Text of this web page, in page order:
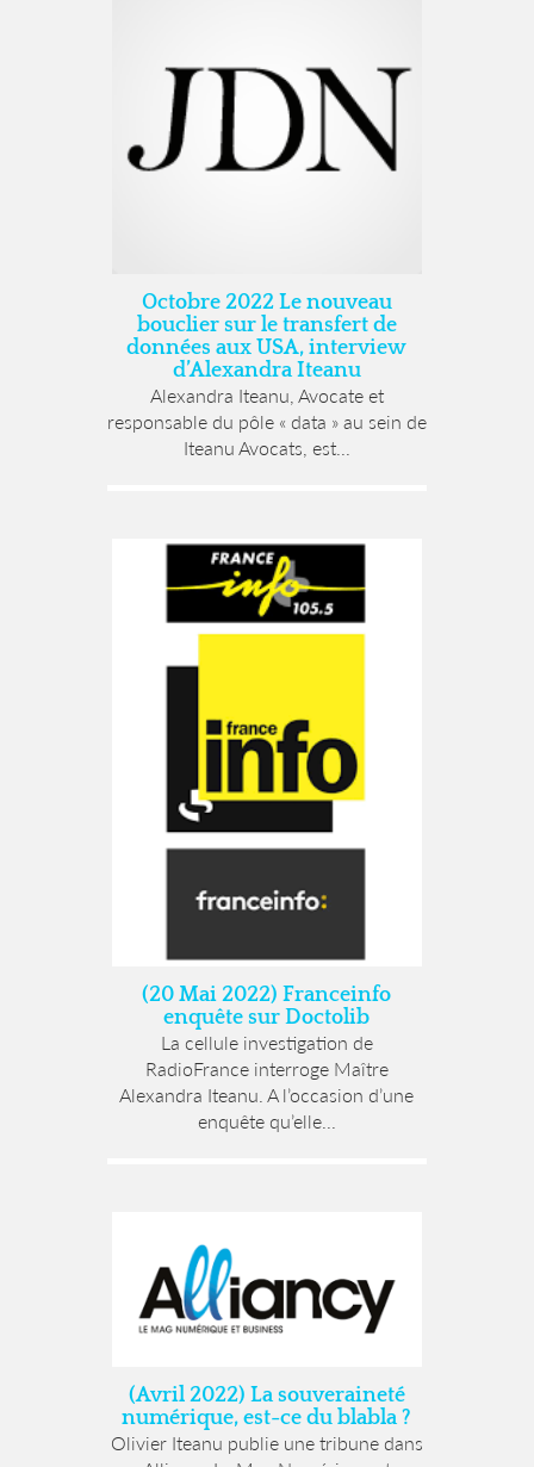
Octobre 2022 Le nouveau
bouclier sur le transfert de
données aux USA, interview
d’Alexandra Iteanu
Alexandra Iteanu, Avocate et
responsable du pôle « data » au sein de
Iteanu Avocats, est...
(20 Mai 2022) Franceinfo
enquête sur Doctolib
La cellule investigation de
RadioFrance interroge Maître
Alexandra Iteanu. A l’occasion d’une
enquête qu’elle...
(Avril 2022) La souveraineté
numérique, est-ce du blabla ?
Olivier Iteanu publie une tribune dans